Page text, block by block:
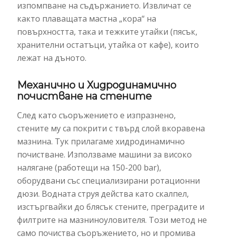
изпомпване на съдържанието. Извличат се
както плаващата мастна „кора“ на
повърхността, така и тежките утайки (пясък,
хранителни остатъци, утайка от кафе), които
лежат на дъното.
Механично и Хидродинамично
почистване на стените
След като съоръжението е изпразнено,
стените му са покрити с твърд слой вкоравена
мазнина. Тук прилагаме хидродинамично
почистване. Използваме машини за високо
налягане (работещи на 150-200 bar),
оборудвани със специализирани ротационни
дюзи. Водната струя действа като скалпел,
изстъргвайки до блясък стените, преградите и
филтрите на мазниноуловителя. Този метод не
само почиства съоръжението, но и промива